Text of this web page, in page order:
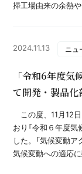
掃工場由来の余熱
2024.11.13 ニュ
「令和6年度
て開発・製品
この度、11月12
おり「令和６年度
した。「気候変動
気候変動への適応